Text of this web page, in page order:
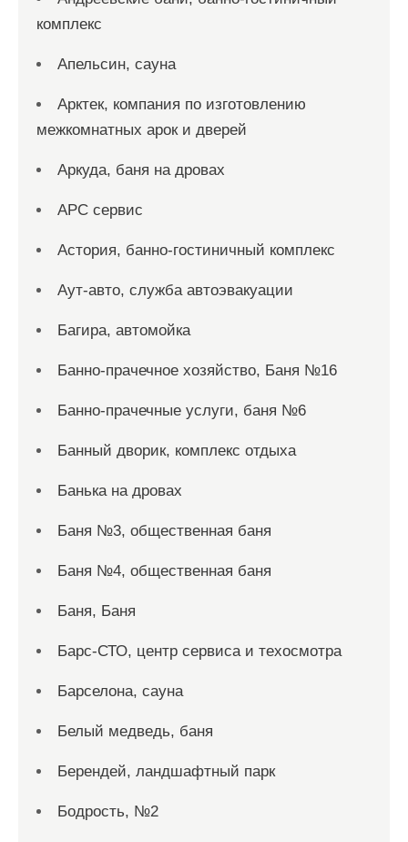
комплекс
Апельсин, сауна
Арктек, компания по изготовлению
межкомнатных арок и дверей
Аркуда, баня на дровах
АРС сервис
Астория, банно-гостиничный комплекс
Аут-авто, служба автоэвакуации
Багира, автомойка
Банно-прачечное хозяйство, Баня №16
Банно-прачечные услуги, баня №6
Банный дворик, комплекс отдыха
Банька на дровах
Баня №3, общественная баня
Баня №4, общественная баня
Баня, Баня
Барс-СТО, центр сервиса и техосмотра
Барселона, сауна
Белый медведь, баня
Берендей, ландшафтный парк
Бодрость, №2